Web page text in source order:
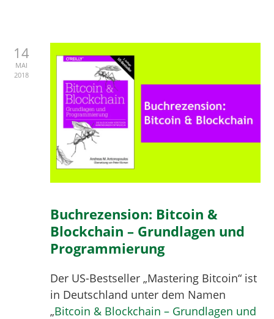
14
MAI
2018
Buchrezension: Bitcoin &
Blockchain – Grundlagen und
Programmierung
Der US-Bestseller „Mastering Bitcoin“ ist
in Deutschland unter dem Namen
„Bitcoin & Blockchain – Grundlagen und